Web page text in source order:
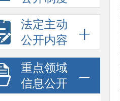
法定主动
公开内容
重点领域
信息公开